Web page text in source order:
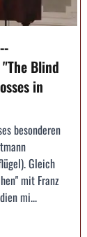
Blind
in
besonderen
Gleich
mit Franz
mi...